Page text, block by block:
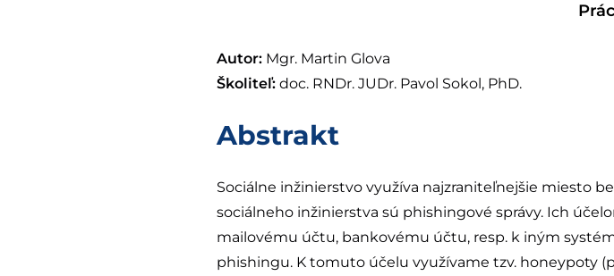
Autor: Mgr. Martin Glova
Školiteľ: doc. RNDr. JUDr. Pavol Sokol, PhD.
Abstrakt
Sociálne inžinierstvo využíva najzraniteľnejšie miesto
sociálneho inžinierstva sú phishingové správy. Ich
mailovému účtu, bankovému účtu, resp. k iným
phishingu. K tomuto účelu využívame tzv. honeypoty